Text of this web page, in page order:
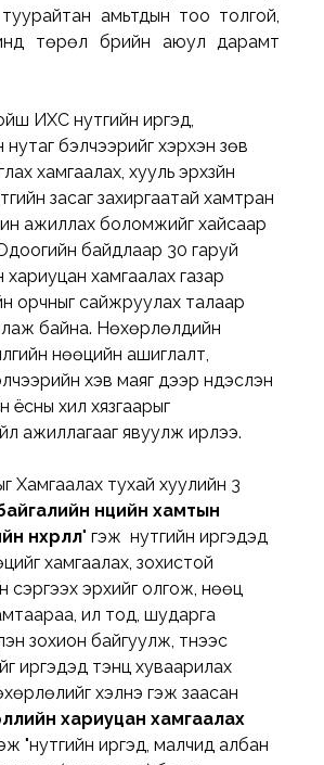
амьтдын тоо толгой,
төрөл бүрийн аюул дарамт
ИХС нутгийн иргэд,
нутаг бэлчээрийг хэрхэн зөв
хамгаалах, хууль эрхзүйн
засаг захиргаатай хамтран
ажиллах боломжийг хайсаар
байдлаар 30 гаруй
хариуцан хамгаалах газар
орчныг сайжруулах талаар
байна. Нөхөрлөлүүдийн
нөөцийн ашиглалт,
хэв маяг дээр үндэслэн
хил хязгаарыг
ажиллагааг явуулж ирлээ.
Хамгаалах тухай хуулийн 3
нөөцийн хамтын
" гэж  нутгийн иргэдэд
хамгаалах, зохистой
сэргээх эрхийг олгож, нөөц
ил тод, шударга
зохион байгуулж, түүнээс
иргэдэд тэнцүү хуваарилах
хэлнэ гэж заасан
хариуцан хамгаалах
"нутгийн иргэд, малчид албан